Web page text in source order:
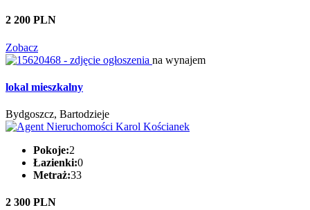
2 200 PLN
Zobacz
na wynajem
lokal mieszkalny
Bydgoszcz, Bartodzieje
Pokoje:2
Łazienki:0
Metraż:33
2 300 PLN